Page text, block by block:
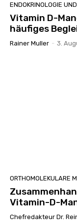
ENDOKRINOLOGIE
Vitamin D-
häufiges
Rainer Muller - 3.
ORTHOMOLEKULARE
Vitamin-D-
Chefredakteur Dr.